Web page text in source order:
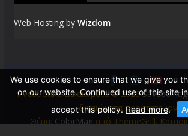
Web Hosting by Wizdom
Πνευματικά Δικαιώματα © 2026
δικαιώματα
Θέμα:ColorMagαπό ThemeGrill.
We use cookies to ensure that we give you
on our website. Continued use of this site
accept this policy.Read more.